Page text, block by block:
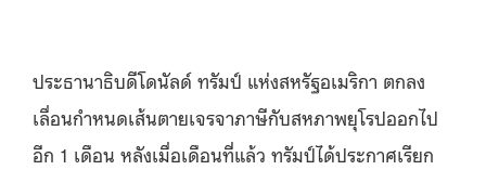
ประธานาธิบดีโดนัลด์ ทรัมป์ แห่งสหรัฐอเมริกา ตกลง
เลื่อนกำหนดเส้นตายเจรจาภาษีกับสหภาพยุโรปออกไป
อีก 1 เดือน หลังเมื่อเดือนที่แล้ว ทรัมป์ได้ประกาศเรียก